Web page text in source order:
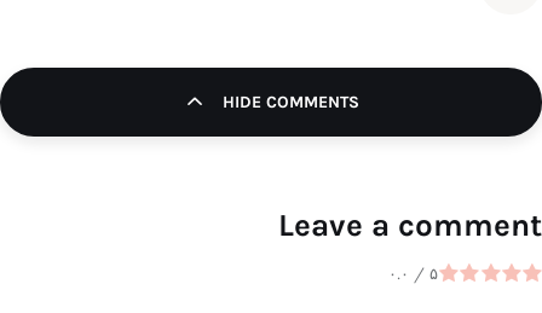
HIDE COMMENTS
Leave a comment
۰.۰ / ۵